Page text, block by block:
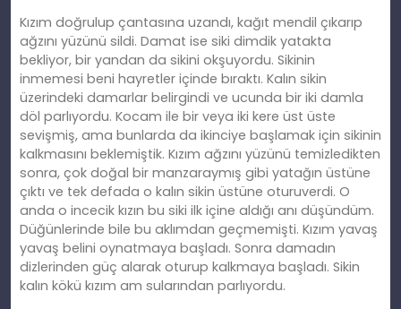
Kızım doğrulup çantasına uzandı, kağıt mendil çıkarıp
ağzını yüzünü sildi. Damat ise siki dimdik yatakta
bekliyor, bir yandan da sikini okşuyordu. Sikinin
inmemesi beni hayretler içinde bıraktı. Kalın sikin
üzerindeki damarlar belirgindi ve ucunda bir iki damla
döl parlıyordu. Kocam ile bir veya iki kere üst üste
sevişmiş, ama bunlarda da ikinciye başlamak için sikinin
kalkmasını beklemiştik. Kızım ağzını yüzünü temizledikten
sonra, çok doğal bir manzaraymış gibi yatağın üstüne
çıktı ve tek defada o kalın sikin üstüne oturuverdi. O
anda o incecik kızın bu siki ilk içine aldığı anı düşündüm.
Düğünlerinde bile bu aklımdan geçmemişti. Kızım yavaş
yavaş belini oynatmaya başladı. Sonra damadın
dizlerinden güç alarak oturup kalkmaya başladı. Sikin
kalın kökü kızım am sularından parlıyordu.